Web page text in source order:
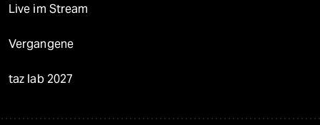
Live im Stream
Vergangene
taz lab 2027